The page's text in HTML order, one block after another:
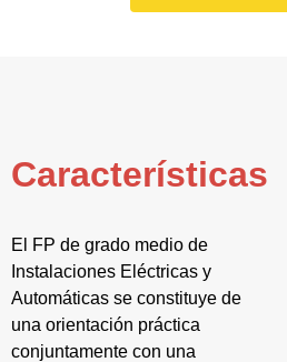
Características
El FP de grado medio de
Instalaciones Eléctricas y
Automáticas se constituye de
una orientación práctica
conjuntamente con una